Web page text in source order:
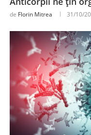
de Florin Mitrea 31/10/